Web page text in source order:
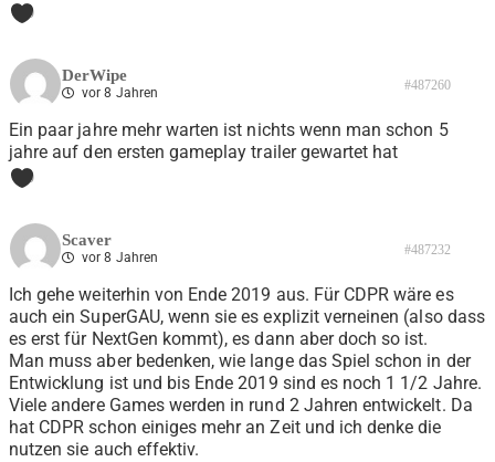
0
DerWipe
vor 8 Jahren #487260
Ein paar jahre mehr warten ist nichts wenn man schon 5
jahre auf den ersten gameplay trailer gewartet hat
0
Scaver
vor 8 Jahren #487232
Ich gehe weiterhin von Ende 2019 aus. Für CDPR wäre es
auch ein SuperGAU, wenn sie es explizit verneinen (also dass
es erst für NextGen kommt), es dann aber doch so ist.
Man muss aber bedenken, wie lange das Spiel schon in der
Entwicklung ist und bis Ende 2019 sind es noch 1 1/2 Jahre.
Viele andere Games werden in rund 2 Jahren entwickelt. Da
hat CDPR schon einiges mehr an Zeit und ich denke die
nutzen sie auch effektiv.